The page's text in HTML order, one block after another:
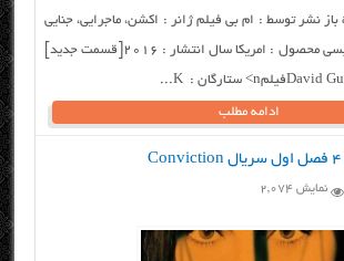
نام انگلیسی : arrow باز نشر توسط : ام بی فیلم ژانر : اکشن، ماجرایی، جنایی
زمان : _ زبان : انگلیسی محصول : امریکا سال انتشار : ۲۰۱۶[قسمت جدید]
ادامه مطلب
نمایش 2,074